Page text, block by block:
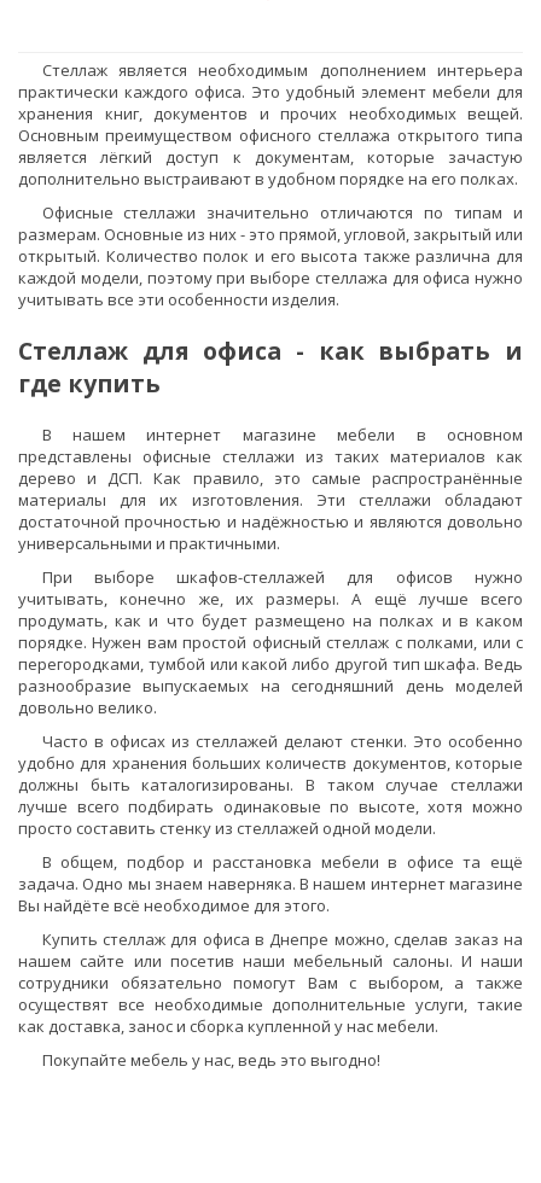
Стеллаж является необходимым дополнением интерьера
практически каждого офиса. Это удобный элемент мебели для
хранения книг, документов и прочих необходимых вещей.
Основным преимуществом офисного стеллажа открытого типа
является лёгкий доступ к документам, которые зачастую
дополнительно выстраивают в удобном порядке на его полках.
Офисные стеллажи значительно отличаются по типам и
размерам. Основные из них - это прямой, угловой, закрытый или
открытый. Количество полок и его высота также различна для
каждой модели, поэтому при выборе стеллажа для офиса нужно
учитывать все эти особенности изделия.
Стеллаж для офиса - как выбрать и
где купить
В нашем интернет магазине мебели в основном
представлены офисные стеллажи из таких материалов как
дерево и ДСП. Как правило, это самые распространённые
материалы для их изготовления. Эти стеллажи обладают
достаточной прочностью и надёжностью и являются довольно
универсальными и практичными.
При выборе шкафов-стеллажей для офисов нужно
учитывать, конечно же, их размеры. А ещё лучше всего
продумать, как и что будет размещено на полках и в каком
порядке. Нужен вам простой офисный стеллаж с полками, или с
перегородками, тумбой или какой либо другой тип шкафа. Ведь
разнообразие выпускаемых на сегодняшний день моделей
довольно велико.
Часто в офисах из стеллажей делают стенки. Это особенно
удобно для хранения больших количеств документов, которые
должны быть каталогизированы. В таком случае стеллажи
лучше всего подбирать одинаковые по высоте, хотя можно
просто составить стенку из стеллажей одной модели.
В общем, подбор и расстановка мебели в офисе та ещё
задача. Одно мы знаем наверняка. В нашем интернет магазине
Вы найдёте всё необходимое для этого.
Купить стеллаж для офиса в Днепре можно, сделав заказ на
нашем сайте или посетив наши мебельный салоны. И наши
сотрудники обязательно помогут Вам с выбором, а также
осуществят все необходимые дополнительные услуги, такие
как доставка, занос и сборка купленной у нас мебели.
Покупайте мебель у нас, ведь это выгодно!